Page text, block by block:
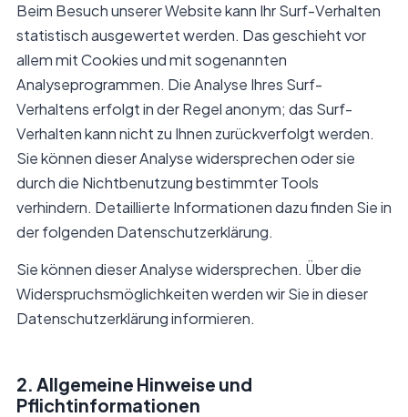
Beim Besuch unserer Website kann Ihr Surf-Verhalten
statistisch ausgewertet werden. Das geschieht vor
allem mit Cookies und mit sogenannten
Analyseprogrammen. Die Analyse Ihres Surf-
Verhaltens erfolgt in der Regel anonym; das Surf-
Verhalten kann nicht zu Ihnen zurückverfolgt werden.
Sie können dieser Analyse widersprechen oder sie
durch die Nichtbenutzung bestimmter Tools
verhindern. Detaillierte Informationen dazu finden Sie in
der folgenden Datenschutzerklärung.
Sie können dieser Analyse widersprechen. Über die
Widerspruchsmöglichkeiten werden wir Sie in dieser
Datenschutzerklärung informieren.
2. Allgemeine Hinweise und
Pflichtinformationen